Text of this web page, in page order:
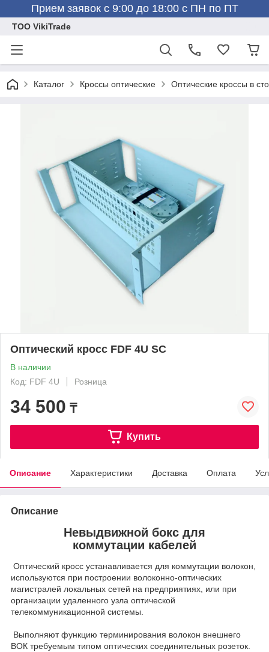
Прием заявок с 9:00 до 18:00 с ПН по ПТ
ТОО VikiTrade
Каталог Кроссы оптические Оптические кроссы в
Оптический кросс FDF 4U SC
В наличии
Код: FDF 4U
Розница
34 500 ₸
Купить
Описание Характеристики Доставка Оплата
Описание
Невыдвижной бокс для
коммутации кабелей
Оптический кросс устанавливается для коммутации волокон,
используются при построении волоконно-оптических
магистралей локальных сетей на предприятиях, или при
организации удаленного узла оптической
телекоммуникационной системы.
Выполняют функцию терминирования волокон внешнего
ВОК требуемым типом оптических соединительных розеток.